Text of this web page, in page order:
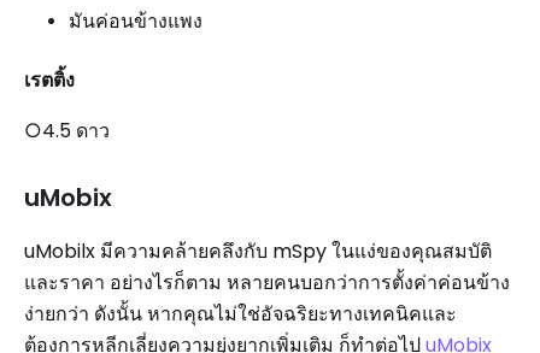
มันค่อนข้างแพง
เรตติ้ง
○4.5 ดาว
uMobix
uMobilx มีความคล้ายคลึงกับ mSpy ในแง่ของคุณสมบัติ
และราคา อย่างไรก็ตาม หลายคนบอกว่าการตั้งค่าค่อนข้าง
ง่ายกว่า ดังนั้น หากคุณไม่ใช่อัจฉริยะทางเทคนิคและ
ต้องการหลีกเลี่ยงความยุ่งยากเพิ่มเติม ก็ทำต่อไปuMobix